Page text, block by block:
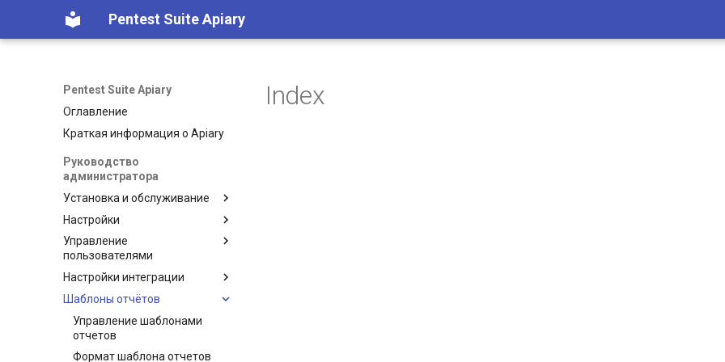
Pentest Suite Apiary
Pentest Suite Apiary
Оглавление
Краткая информация о Apiary
Руководство
администратора
Установка и обслуживание
Требования к оборудованию
Установка
Дополнительные параметры
установки
Обслуживание
Использование rootless
docker
Резервное копирование
Настройки
Настройка портов
Настройка доступа по HTTPS
Корневые TLS-сертификаты
Управление лицензиями
События ИБ
Шифрование
Управление
пользователями
Добавление пользователей
в систему
Управление регистрацией
пользователей
Многофакторная
Настройки интеграции
Защищенные протоколы
взаимодействия
Технические учетные записи
Настройка LDAP
Шаблоны отчётов
Управление шаблонами
отчетов
Формат шаблона отчетов
Index